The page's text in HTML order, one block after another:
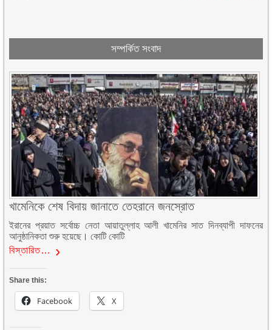
সম্পর্কিত সংবাদ
খামেনিকে শেষ বিদায় জানাতে তেহরানে জনস্রোত
ইরানের প্রয়াত সর্বোচ্চ নেতা আয়াতুল্লাহ আলী খামেনির সাত দিনব্যাপী দাফনের
আনুষ্ঠানিকতা শুরু হয়েছে। কোটি কোটি
বিস্তারিত…
Share this:
Facebook X